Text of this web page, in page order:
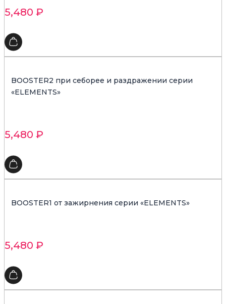
5,480 ₽
BOOSTER2 при себорее и раздражении серии
«ELEMENTS»
5,480 ₽
BOOSTER1 от зажирнения серии «ELEMENTS»
5,480 ₽